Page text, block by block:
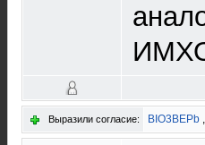
Выразили согласие: BIO3BEPb ,